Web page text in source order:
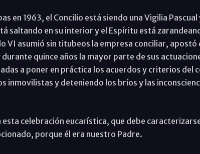
en 1963, el Concilio está siendo una Vigilia
saltando en su interior y el Espíritu está
VI asumió sin titubeos la empresa conciliar,
quince años la mayor parte de sus
a poner en práctica los acuerdos y criterios del
inmovilistas y deteniendo los bríos y las
esta celebración eucarística, que debe
porque él era nuestro Padre.